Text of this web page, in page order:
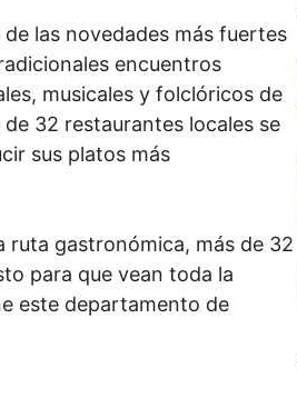
las novedades más fuertes
encuentros
musicales y folclóricos de
32 restaurantes locales se
sus platos más
ruta gastronómica, más de 32
para que vean toda la
este departamento de